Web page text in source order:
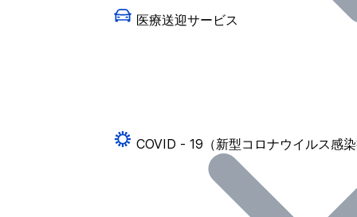
医療送迎サービス
COVID - 19（新型コロナウイルス感